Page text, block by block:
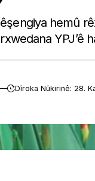
hemû
YPJ’ê
Dîroka Nûkirinê: 28.